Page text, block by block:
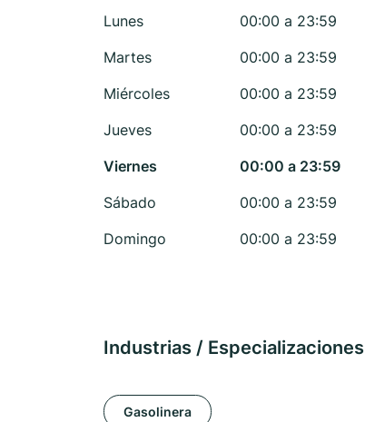
Lunes
00:00 a 23:59
Martes
00:00 a 23:59
Miércoles
00:00 a 23:59
Jueves
00:00 a 23:59
Viernes
00:00 a 23:59
Sábado
00:00 a 23:59
Domingo
00:00 a 23:59
Industrias / Especializaciones
Gasolinera